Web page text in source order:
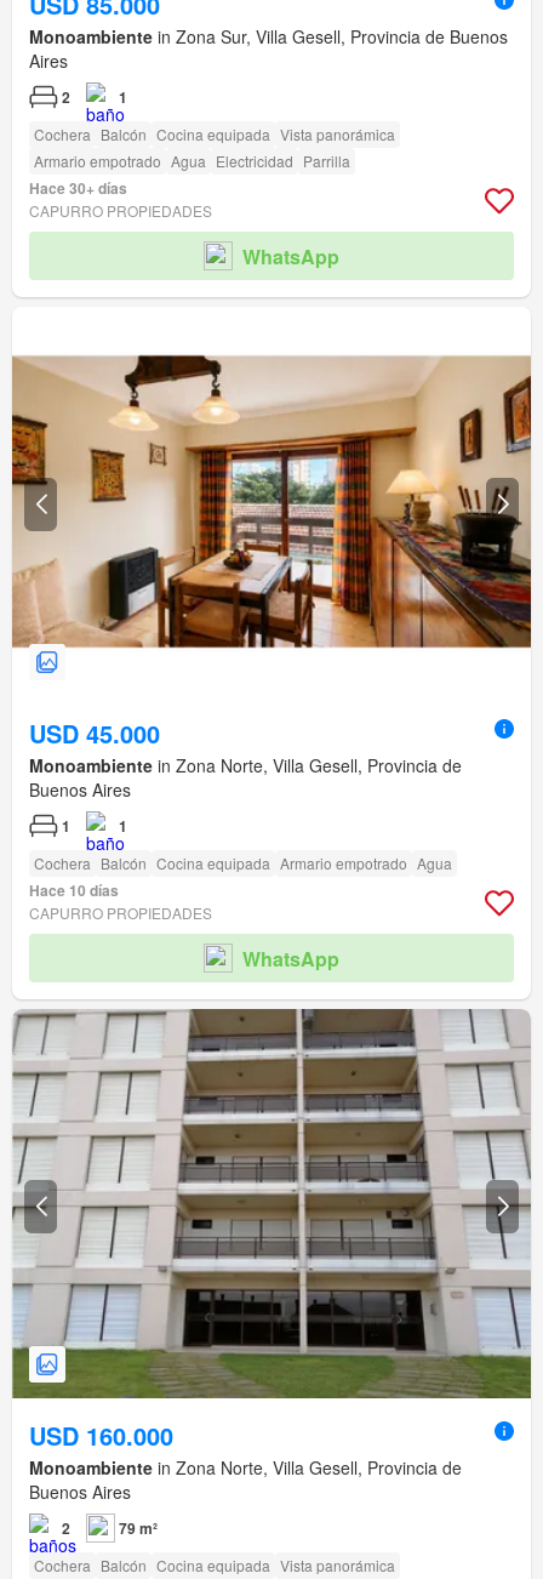
Monoambiente in Zona Sur, Villa Gesell, Provincia de Buenos
Aires
2 1
Cochera Balcón Cocina equipada Vista panorámica
Armario empotrado Agua Electricidad Parrilla
Hace 30+ días
CAPURRO PROPIEDADES
WhatsApp
USD 45.000
Monoambiente in Zona Norte, Villa Gesell, Provincia de
Buenos Aires
1 1
Cochera Balcón Cocina equipada Armario empotrado Agua
Hace 10 días
CAPURRO PROPIEDADES
WhatsApp
USD 160.000
Monoambiente in Zona Norte, Villa Gesell, Provincia de
Buenos Aires
2 79 m²
Cochera Balcón Cocina equipada Vista panorámica